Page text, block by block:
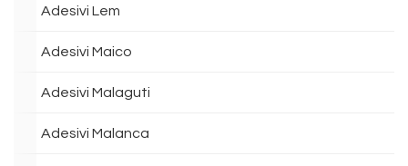
Adesivi Lem
Adesivi Maico
Adesivi Malaguti
Adesivi Malanca